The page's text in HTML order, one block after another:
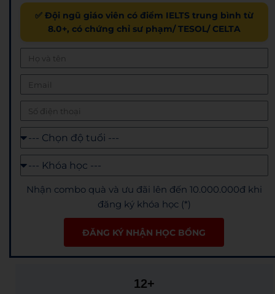
✅ Đội ngũ giáo viên có điểm IELTS trung bình từ
8.0+, có chứng chỉ sư phạm/ TESOL/ CELTA
Nhận combo quà và ưu đãi lên đến 10.000.000đ khi
đăng ký khóa học (*)
ĐĂNG KÝ NHẬN HỌC BỔNG
12+